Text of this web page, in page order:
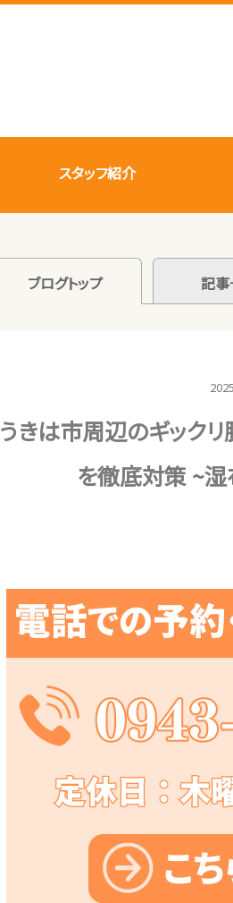
スタッフ紹介
ブログトップ 記
うきは市周辺のギック
を徹底対策 ~